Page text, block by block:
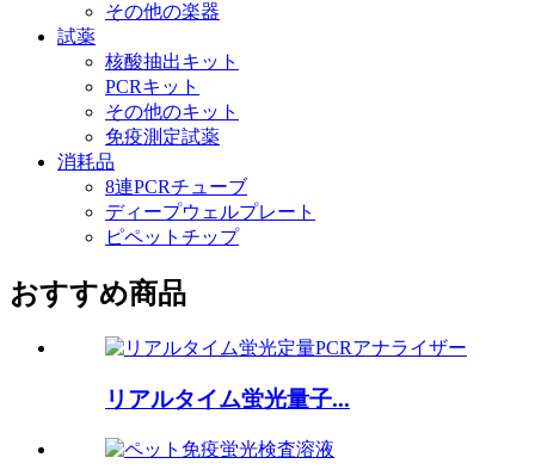
その他の楽器
試薬
核酸抽出キット
PCRキット
その他のキット
免疫測定試薬
消耗品
8連PCRチューブ
ディープウェルプレート
ピペットチップ
おすすめ商品
リアルタイム蛍光量子...